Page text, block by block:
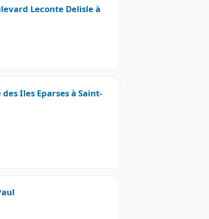
Leconte Delisle à
Iles Eparses à Saint-